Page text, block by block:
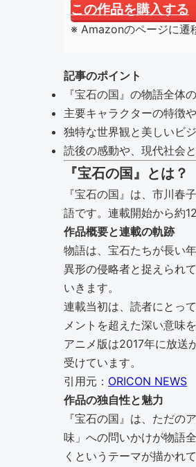
この作品を購入する
※ Amazonのページに遷
記事のポイント
『宝石の国』の物語全体
主要キャラクターの特徴
独特な世界観と美しいビ
読後の感動や、現代社会
『宝石の国』とは？
『宝石の国』は、市川春
語です。連載開始から約
作品概要と連載の軌跡
物語は、宝石たちが長い
異形の侵略者と捉えられ
いきます。
連載当初は、読者にとっ
メントを超えた深い意味
アニメ版は2017年に放送
受けています。
引用元： ORICON NEWS
作品の独自性と魅力
『宝石の国』は、ただの
味」への問いかけが物語
くというテーマが描かれて